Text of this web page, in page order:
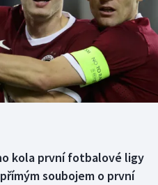
kola první fotbalové ligy
soubojem o první